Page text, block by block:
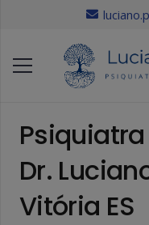
Dr.
Vitória ES